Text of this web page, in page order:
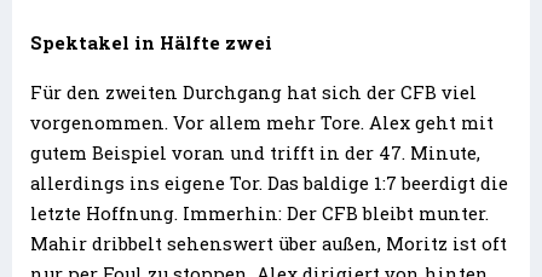
Spektakel in Hälfte zwei
Für den zweiten Durchgang hat sich der CFB viel
vorgenommen. Vor allem mehr Tore. Alex geht mit
gutem Beispiel voran und trifft in der 47. Minute,
allerdings ins eigene Tor. Das baldige 1:7 beerdigt die
letzte Hoffnung. Immerhin: Der CFB bleibt munter.
Mahir dribbelt sehenswert über außen, Moritz ist oft